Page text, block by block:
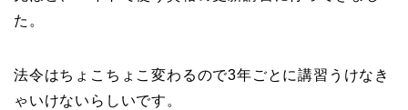
た。
法令はちょこちょこ変わるので3年ごとに講習うけなき
ゃいけないらしいです。